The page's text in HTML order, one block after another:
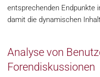
entsprechenden Endpunkte
damit die dynamischen
Analyse von
Forendiskussionen